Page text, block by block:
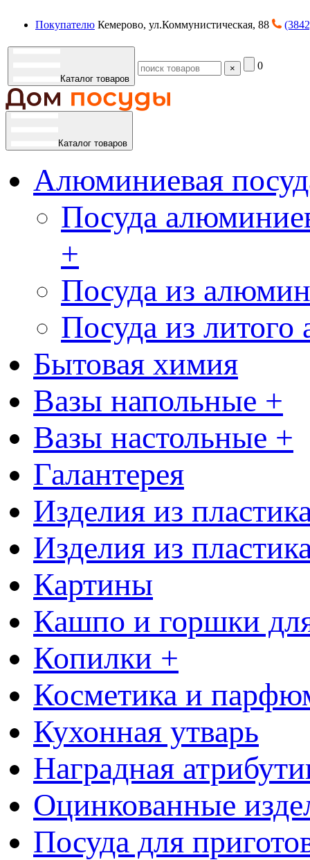
Покупателю Кемерово, ул.Коммунистическая, 88
Каталог товаров
× 0
Каталог товаров
Алюминиевая
Посуда
+
Посуда из
Посуда из
Бытовая химия
Вазы напольные +
Вазы настольные +
Галантерея
Изделия из
Изделия из
Картины
Кашпо и горшки
Копилки +
Косметика и
Кухонная утварь
Наградная
Оцинкованные
Посуда для